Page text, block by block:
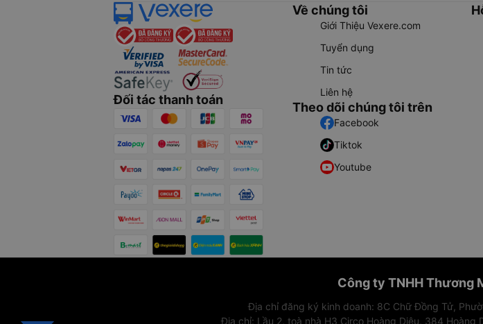
Đối tác thanh toán
Về chúng tôi
Giới Thiệu Vexere.com
Tuyển dụng
Tin tức
Liên hệ
Theo dõi chúng tôi trên
Facebook
Tiktok
Youtube
Công ty TNHH Thương
Địa chỉ đăng ký kinh doanh: 8C Chữ Đồng Tử,
Địa chỉ: Lầu 2, toà nhà H3 Circo Hoàng Diệu, 384 Hoàng